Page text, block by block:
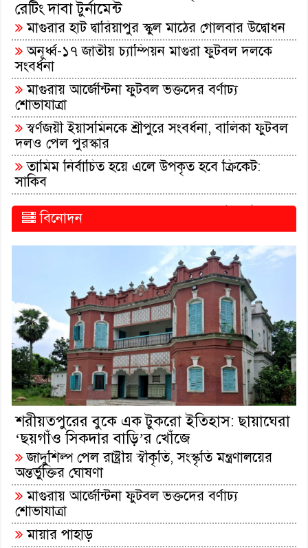
রেটিং দাবা টুর্নামেন্ট
মাগুরার হাট দ্বারিয়াপুর স্কুল মাঠের গোলবার উদ্বোধন
অনূর্ধ্ব-১৭ জাতীয় চ্যাম্পিয়ন মাগুরা ফুটবল দলকে
সংবর্ধনা
মাগুরায় আর্জেন্টিনা ফুটবল ভক্তদের বর্ণাঢ্য
শোভাযাত্রা
স্বর্ণজয়ী ইয়াসমিনকে শ্রীপুরে সংবর্ধনা, বালিকা ফুটবল
দলও পেল পুরস্কার
তামিম নির্বাচিত হয়ে এলে উপকৃত হবে ক্রিকেট:
সাকিব
সকল খবর পড়ুন..
বিনোদন
শরীয়তপুরের বুকে এক টুকরো ইতিহাস: ছায়াঘেরা
‘ছয়গাঁও সিকদার বাড়ি’র খোঁজে
জাদুশিল্প পেল রাষ্ট্রীয় স্বীকৃতি, সংস্কৃতি মন্ত্রণালয়ের
অন্তর্ভুক্তির ঘোষণা
মাগুরায় আর্জেন্টিনা ফুটবল ভক্তদের বর্ণাঢ্য
শোভাযাত্রা
মায়ার পাহাড়